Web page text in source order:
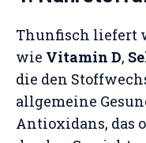
Thunfisch liefert
wie Vitamin D,
die den
allgemeine
Antioxidans, das